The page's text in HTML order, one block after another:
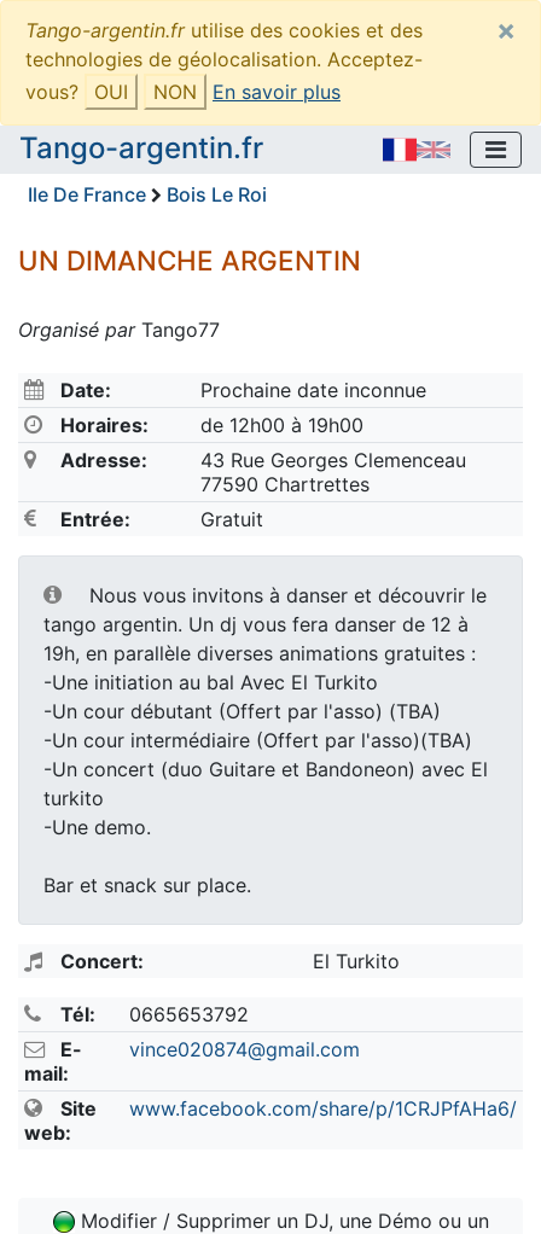
Tango-argentin.frutilise des cookies et des
technologies de géolocalisation. Acceptez-
vous?
OUI NON En savoir plus
×
Tango-argentin.fr
Ile De France Bois Le Roi
UN DIMANCHE ARGENTIN
Organisé parTango77
Date:
Prochaine date inconnue
Horaires:
de 12h00 à 19h00
Adresse:
43 Rue Georges Clemenceau
77590 Chartrettes
Entrée:
Gratuit
Nous vous invitons à danser et découvrir le
tango argentin. Un dj vous fera danser de 12 à
19h, en parallèle diverses animations gratuites :
-Une initiation au bal Avec El Turkito
-Un cour débutant (Offert par l'asso) (TBA)
-Un cour intermédiaire (Offert par l'asso)(TBA)
-Un concert (duo Guitare et Bandoneon) avec El
turkito
-Une demo.
Bar et snack sur place.
Concert: El Turkito
Tél:
0665653792
E-
mail:
vince020874@gmail.com
Site
web:
www.facebook.com/share/p/1CRJPfAHa6/
Modifier / Supprimer un DJ, une Démo ou un